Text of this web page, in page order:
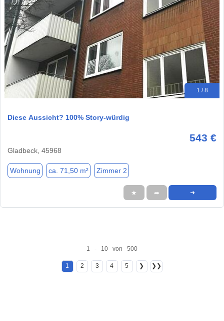
1 / 8
Diese Aussicht? 100% Story-würdig
543 €
Gladbeck, 45968
Wohnung ca. 71,50 m² Zimmer 2
★ ➦ ➜
1 - 10 von 500
1 2 3 4 5 ❯ ❯❯